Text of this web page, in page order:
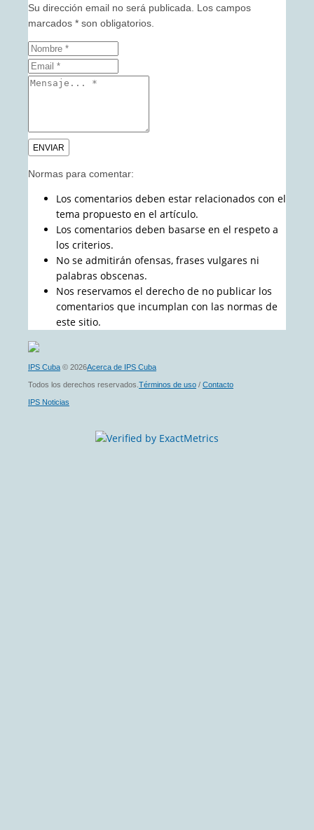
Su dirección email no será publicada. Los campos
marcados * son obligatorios.
Normas para comentar:
Los comentarios deben estar relacionados con el
tema propuesto en el artículo.
Los comentarios deben basarse en el respeto a
los criterios.
No se admitirán ofensas, frases vulgares ni
palabras obscenas.
Nos reservamos el derecho de no publicar los
comentarios que incumplan con las normas de
este sitio.
IPS Cuba © 2026Acerca de IPS Cuba
Todos los derechos reservados.Términos de uso / Contacto
IPS Noticias